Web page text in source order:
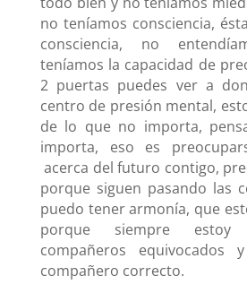
no teníamos consciencia,
consciencia, no
teníamos la capacidad de
2 puertas puedes ver a
centro de presión mental,
de lo que no importa,
importa, eso es
acerca del futuro contigo,
porque siguen pasando las
puedo tener armonía, que
porque siempre estoy
compañeros
compañero correcto.